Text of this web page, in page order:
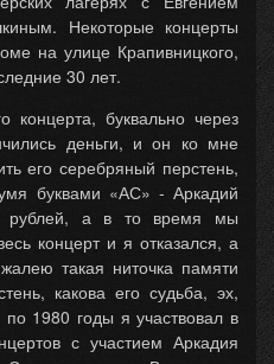
Некоторые концерты
на улице Крапивницкого,
30 лет.
буквально через
деньги, и он ко мне
его серебряный перстень,
буквами «АС» - Аркадий
рублей, а в то время мы
концерт и я отказался, а
такая ниточка памяти
какова его судьба, эх,
1980 годы я участвовал в
с участием Аркадия